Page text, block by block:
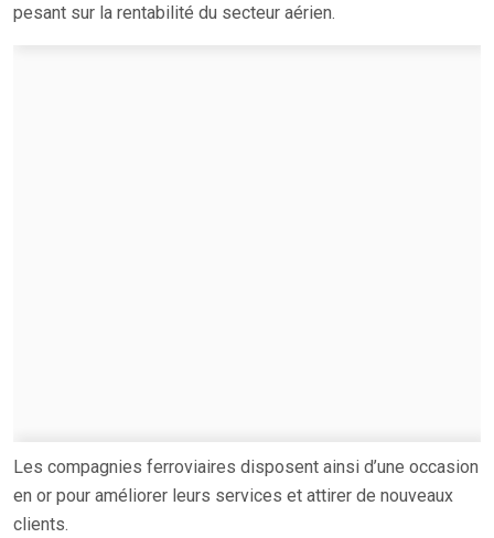
pesant sur la rentabilité du secteur aérien.
Les compagnies ferroviaires disposent ainsi d’une occasion
en or pour améliorer leurs services et attirer de nouveaux
clients.